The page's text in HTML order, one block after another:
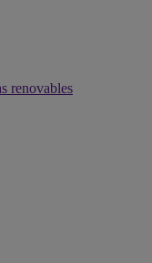
renovables